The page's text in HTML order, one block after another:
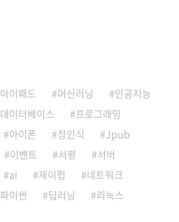
아이패드 머신러닝
인공지능
데이터베이스
프로그래밍
아이폰 정인식
Jpub
이벤트 서평
서버
ai 제이펍
네트워크
파이썬 딥러닝
리눅스